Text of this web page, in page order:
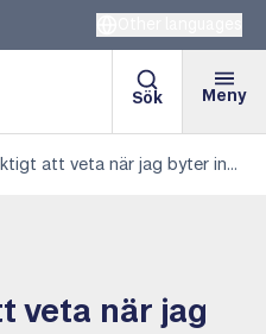
Sök Meny
Vad är viktigt att veta när jag byter internetleverantör?
veta när jag